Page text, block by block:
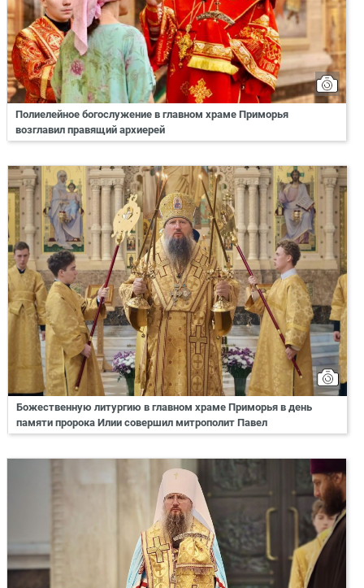
Полиелейное богослужение в главном храме Приморья
возглавил правящий архиерей
Божественную литургию в главном храме Приморья в день
памяти пророка Илии совершил митрополит Павел